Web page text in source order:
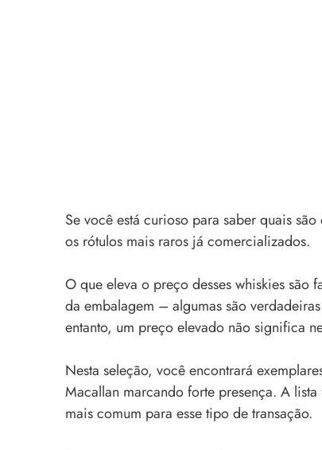
Se você está curioso para saber quais
os rótulos mais raros já comercializados.
O que eleva o preço desses whiskies
da embalagem – algumas são
entanto, um preço elevado não significa
Nesta seleção, você encontrará
Macallan marcando forte presença. A
mais comum para esse tipo de transação.